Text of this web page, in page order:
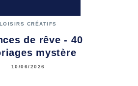
LOISIRS CRÉATIFS
de rêve - 40
mystère
10/06/2026